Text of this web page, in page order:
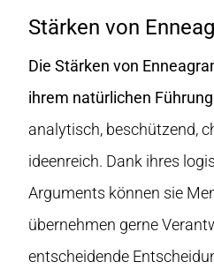
Stärken von
Die Stärken von
ihrem natürlichen
analytisch, beschützend,
ideenreich. Dank ihres
Arguments können sie
übernehmen gerne
entscheidende